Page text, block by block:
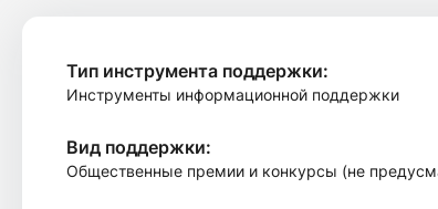
Тип инструмента поддержки:
Инструменты информационной поддержки
Вид поддержки:
Общественные премии и конкурсы (не